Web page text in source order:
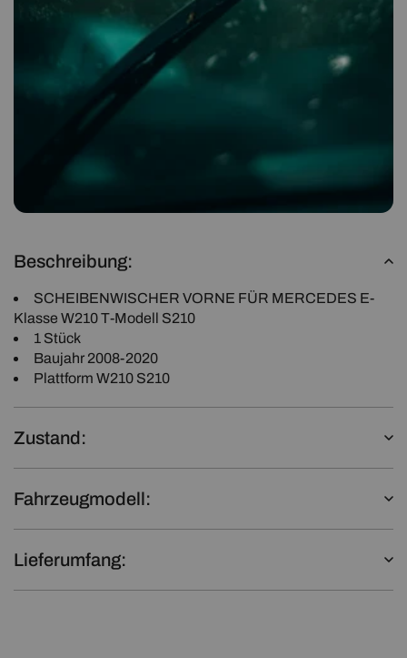
Beschreibung:
SCHEIBENWISCHER VORNE FÜR MERCEDES E-
Klasse W210 T-Modell S210
1 Stück
Baujahr 2008-2020
Plattform W210 S210
Zustand:
Fahrzeugmodell:
Lieferumfang: